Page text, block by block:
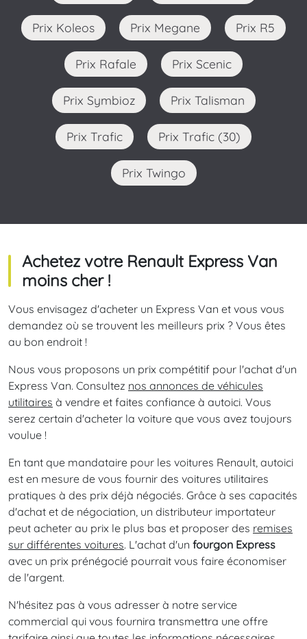
Prix Koleos Prix Megane Prix R5
Prix Rafale Prix Scenic
Prix Symbioz Prix Talisman
Prix Trafic Prix Trafic (30)
Prix Twingo
Achetez votre Renault Express Van
moins cher !
Vous envisagez d'acheter un Express Van et vous vous
demandez où se trouvent les meilleurs prix ? Vous êtes
au bon endroit !
Nous vous proposons un prix compétitif pour l'achat d'un
Express Van. Consultez nos annonces de véhicules
utilitaires à vendre et faites confiance à autoici. Vous
serez certain d'acheter la voiture que vous avez toujours
voulue !
En tant que mandataire pour les voitures Renault, autoici
est en mesure de vous fournir des voitures utilitaires
pratiques à des prix déjà négociés. Grâce à ses capacités
d'achat et de négociation, un distributeur importateur
peut acheter au prix le plus bas et proposer des remises
sur différentes voitures. L'achat d'un fourgon Express
avec un prix prénégocié pourrait vous faire économiser
de l'argent.
N'hésitez pas à vous adresser à notre service
commercial qui vous fournira transmettra une offre